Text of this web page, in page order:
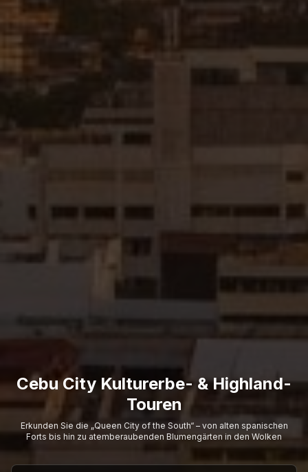
Cebu City Kulturerbe- & Highland-
Touren
Erkunden Sie die „Queen City of the South“ – von alten spanischen
Forts bis hin zu atemberaubenden Blumengärten in den Wolken